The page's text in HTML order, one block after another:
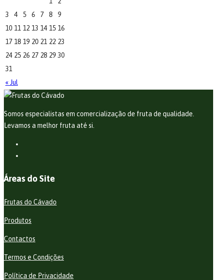
« Jul
3
4 5 6 7 8
9
10 11 12 13 14 15 16
17 18 19 20 21 22 23
24 25 26 27 28 29 30
31
Somos especialistas em comercialização de fruta de qualidade.
Levamos a melhor fruta até si.
Áreas do Site
Frutas do Cávado
Produtos
Contactos
Termos e Condições
Política de Privacidade